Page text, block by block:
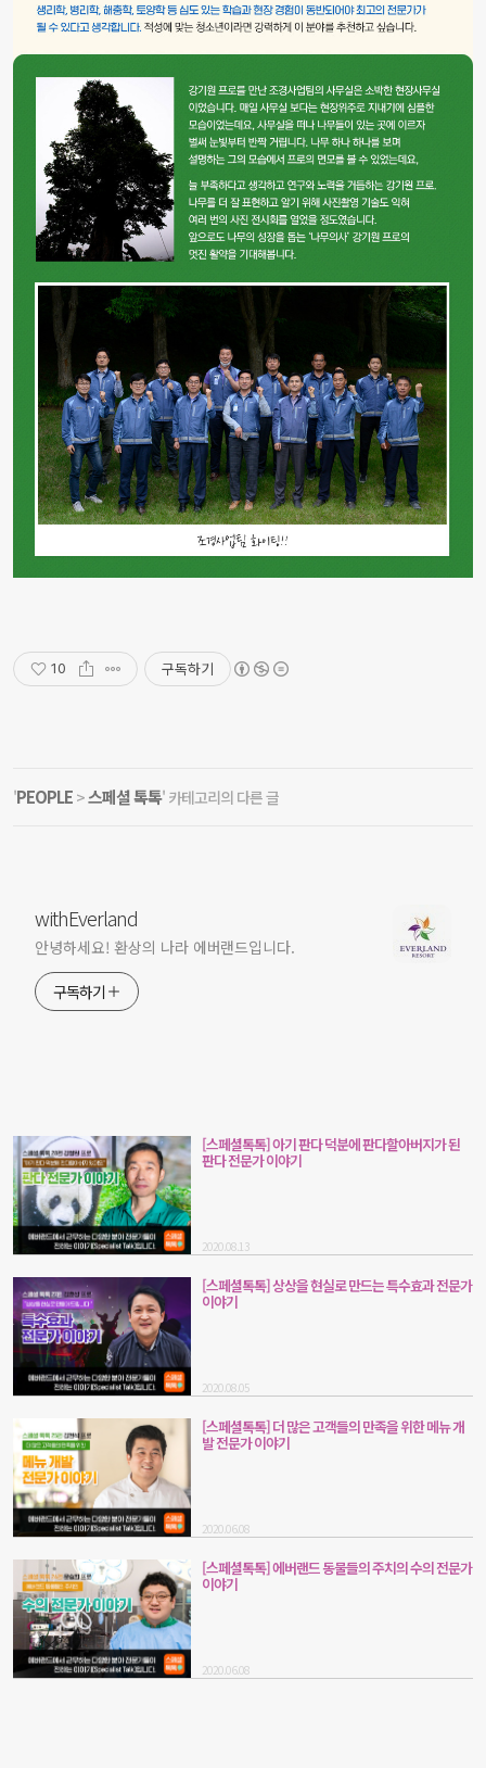
10 구독하기
'PEOPLE >스페셜 톡톡' 카테고리의 다른 글
withEverland
안녕하세요! 환상의 나라 에버랜드입니다.
구독하기
[스페셜톡톡] 아기 판다 덕분에 판다할아버지가 된
판다 전문가 이야기
2020.08.13
[스페셜톡톡] 상상을 현실로 만드는 특수효과 전문가
이야기
2020.08.05
[스페셜톡톡] 더 많은 고객들의 만족을 위한 메뉴 개
발 전문가 이야기
2020.06.08
[스페셜톡톡] 에버랜드 동물들의 주치의 수의 전문가
이야기
2020.06.08